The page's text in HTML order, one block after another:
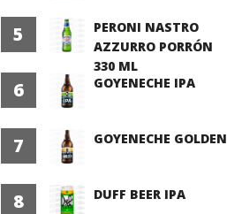
5
PERONI NASTRO
AZZURRO PORRÓN
330 ML
6 GOYENECHE IPA
7 GOYENECHE GOLDEN
8 DUFF BEER IPA